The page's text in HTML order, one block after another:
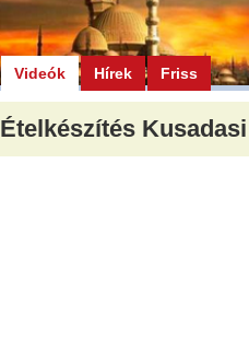
Videók Hírek Friss
Ételkészítés